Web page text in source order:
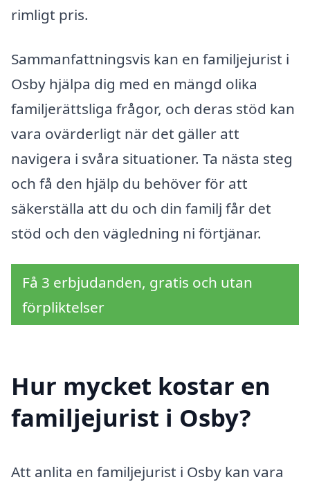
rimligt pris.
Sammanfattningsvis kan en familjejurist i
Osby hjälpa dig med en mängd olika
familjerättsliga frågor, och deras stöd kan
vara ovärderligt när det gäller att
navigera i svåra situationer. Ta nästa steg
och få den hjälp du behöver för att
säkerställa att du och din familj får det
stöd och den vägledning ni förtjänar.
Få 3 erbjudanden, gratis och utan
förpliktelser
Hur mycket kostar en
familjejurist i Osby?
Att anlita en familjejurist i Osby kan vara